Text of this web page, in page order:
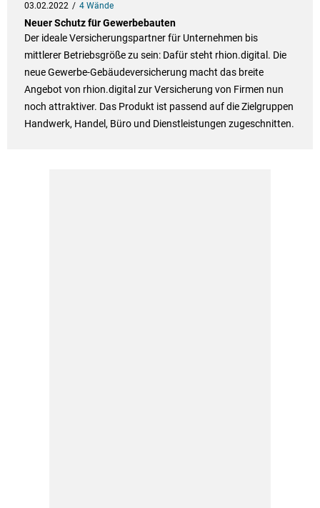
03.02.2022 4 Wände
Neuer Schutz für Gewerbebauten
Der ideale Versicherungspartner für Unternehmen bis
mittlerer Betriebsgröße zu sein: Dafür steht rhion.digital. Die
neue Gewerbe-Gebäudeversicherung macht das breite
Angebot von rhion.digital zur Versicherung von Firmen nun
noch attraktiver. Das Produkt ist passend auf die Zielgruppen
Handwerk, Handel, Büro und Dienstleistungen zugeschnitten.